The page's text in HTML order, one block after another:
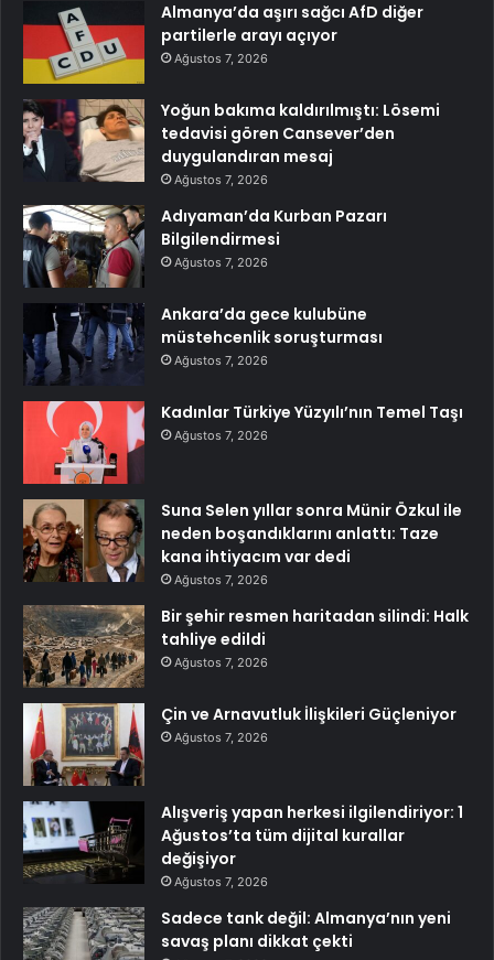
Almanya’da aşırı sağcı AfD diğer
partilerle arayı açıyor
Ağustos 7, 2026
Yoğun bakıma kaldırılmıştı: Lösemi
tedavisi gören Cansever’den
duygulandıran mesaj
Ağustos 7, 2026
Adıyaman’da Kurban Pazarı
Bilgilendirmesi
Ağustos 7, 2026
Ankara’da gece kulubüne
müstehcenlik soruşturması
Ağustos 7, 2026
Kadınlar Türkiye Yüzyılı’nın Temel Taşı
Ağustos 7, 2026
Suna Selen yıllar sonra Münir Özkul ile
neden boşandıklarını anlattı: Taze
kana ihtiyacım var dedi
Ağustos 7, 2026
Bir şehir resmen haritadan silindi: Halk
tahliye edildi
Ağustos 7, 2026
Çin ve Arnavutluk İlişkileri Güçleniyor
Ağustos 7, 2026
Alışveriş yapan herkesi ilgilendiriyor: 1
Ağustos’ta tüm dijital kurallar
değişiyor
Ağustos 7, 2026
Sadece tank değil: Almanya’nın yeni
savaş planı dikkat çekti